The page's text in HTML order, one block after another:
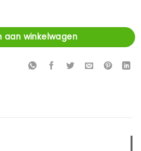
aantal
aan winkelwagen